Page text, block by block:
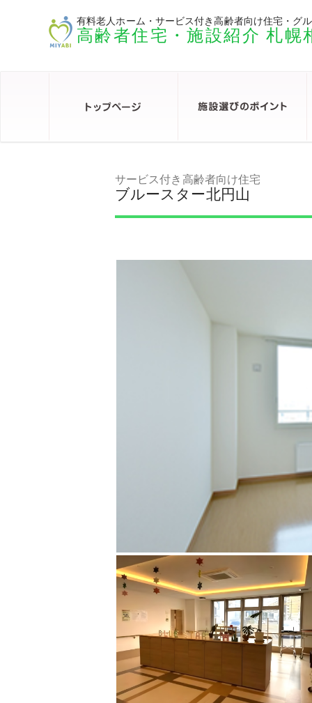
有料老人ホーム・サービス付き高齢者向け住宅・グ
高齢者住宅・施設紹介 札幌
サービス付き高齢者向け住宅
ブルースター北円山